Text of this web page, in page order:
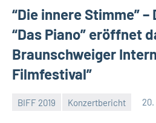
“Die innere Stimme”
“Das Piano” eröffnet
Braunschweiger
Filmfestival”
BIFF 2019 Konzertbericht 20.
Mike
Keine